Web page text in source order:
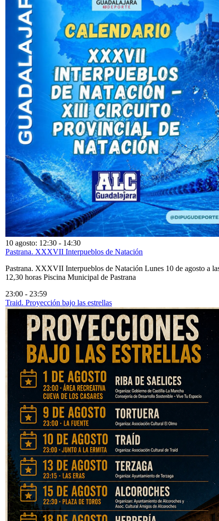
10 agosto: 12:30 - 14:30
Pastrana. XXXVII Interpueblos de Natación
Pastrana. XXXVII Interpueblos de Natación Lunes 10 de agosto a
12,30 horas Piscina Municipal de Pastrana
23:00 - 23:59
Traid. Proyección bajo las estrellas